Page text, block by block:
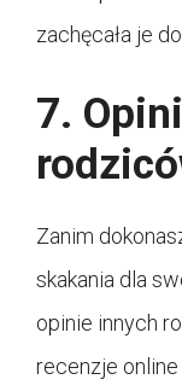
zachęcała je
7.
Zanim
skakania dla
opinie innych
recenzje